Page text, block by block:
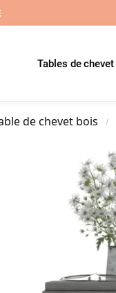
Tables de chevet
de chevet bois /